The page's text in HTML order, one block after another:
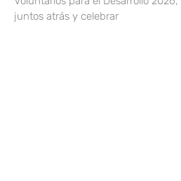
juntos atrás y celebrar